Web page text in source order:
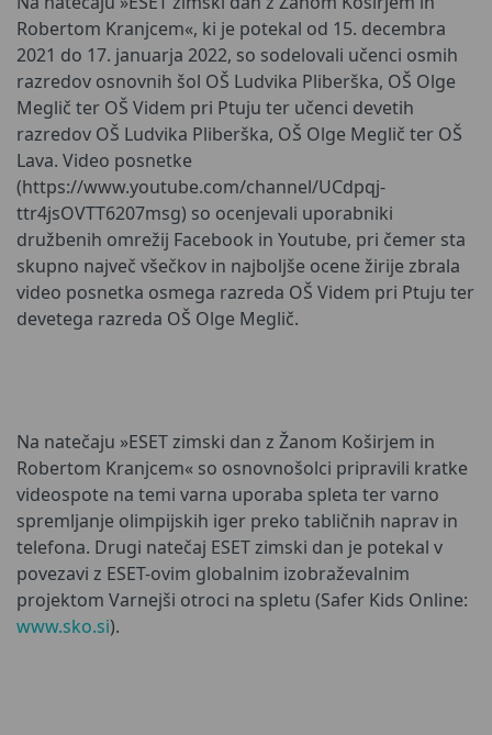
Robertom Kranjcem«, ki je potekal od 15. decembra
2021 do 17. januarja 2022, so sodelovali učenci osmih
razredov osnovnih šol OŠ Ludvika Pliberška, OŠ Olge
Meglič ter OŠ Videm pri Ptuju ter učenci devetih
razredov OŠ Ludvika Pliberška, OŠ Olge Meglič ter OŠ
Lava. Video posnetke
(https://www.youtube.com/channel/UCdpqj-
ttr4jsOVTT6207msg) so ocenjevali uporabniki
družbenih omrežij Facebook in Youtube, pri čemer sta
skupno največ všečkov in najboljše ocene žirije zbrala
video posnetka osmega razreda OŠ Videm pri Ptuju ter
devetega razreda OŠ Olge Meglič.
Na natečaju »ESET zimski dan z Žanom Koširjem in
Robertom Kranjcem« so osnovnošolci pripravili kratke
videospote na temi varna uporaba spleta ter varno
spremljanje olimpijskih iger preko tabličnih naprav in
telefona. Drugi natečaj ESET zimski dan je potekal v
povezavi z ESET-ovim globalnim izobraževalnim
projektom Varnejši otroci na spletu (Safer Kids Online:
www.sko.si).